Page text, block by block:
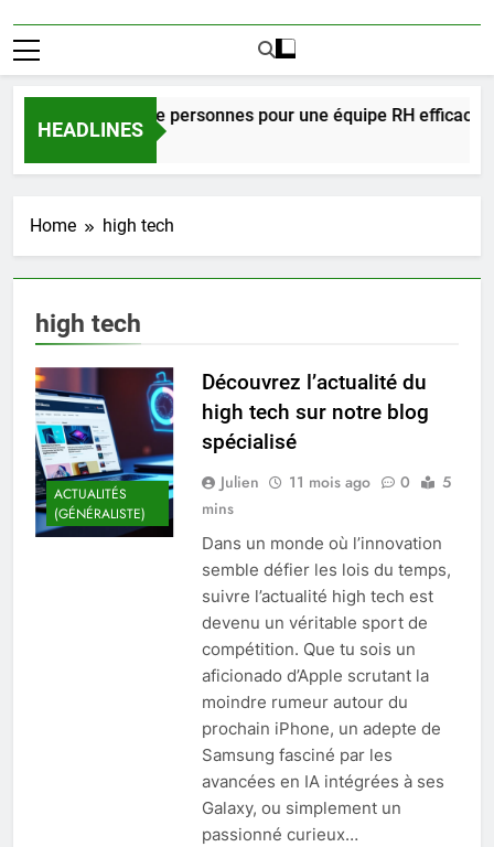
HEADLINES
Combien de personnes pour une équipe RH efficace
3 Heures Ago
Home high tech
high tech
ACTUALITÉS
(GÉNÉRALISTE)
Découvrez l’actualité du
high tech sur notre blog
spécialisé
Julien 11 mois ago 0
5
mins
Dans un monde où l’innovation
semble défier les lois du temps,
suivre l’actualité high tech est
devenu un véritable sport de
compétition. Que tu sois un
aficionado d’Apple scrutant la
moindre rumeur autour du
prochain iPhone, un adepte de
Samsung fasciné par les
avancées en IA intégrées à ses
Galaxy, ou simplement un
passionné curieux…